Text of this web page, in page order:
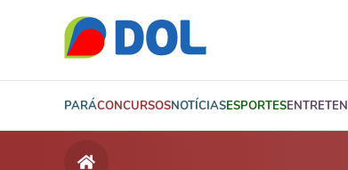
PARÁCONCURSOSNOTÍCIASESPORTES